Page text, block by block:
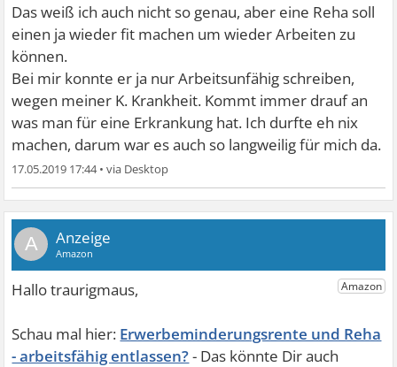
Das weiß ich auch nicht so genau, aber eine Reha soll
einen ja wieder fit machen um wieder Arbeiten zu
können.
Bei mir konnte er ja nur Arbeitsunfähig schreiben,
wegen meiner K. Krankheit. Kommt immer drauf an
was man für eine Erkrankung hat. Ich durfte eh nix
machen, darum war es auch so langweilig für mich da.
17.05.2019 17:44•
A
Erwerbeminderungsrente und Reha
- arbeitsfähig entlassen?